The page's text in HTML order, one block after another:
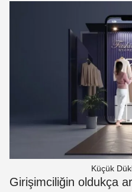
Küçük
Girişimciliğin oldukça